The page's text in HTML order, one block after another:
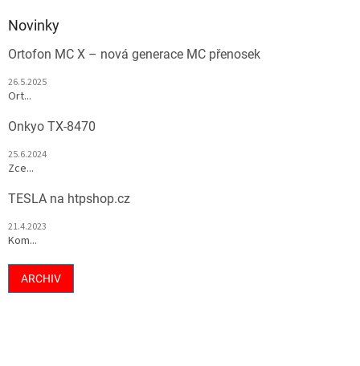
Novinky
Ortofon MC X – nová generace MC přenosek
26.5.2025
Ort...
Onkyo TX-8470
25.6.2024
Zce...
TESLA na htpshop.cz
21.4.2023
Kom...
ARCHIV